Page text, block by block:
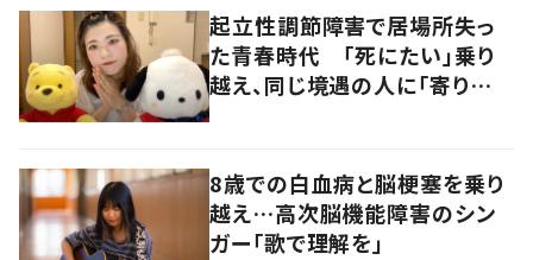
起立性調節障害で居場所失っ
た青春時代 「死にたい」乗り
越え、同じ境遇の人に「寄り添
8歳での白血病と脳梗塞を乗り
越え…高次脳機能障害のシン
ガー「歌で理解を」